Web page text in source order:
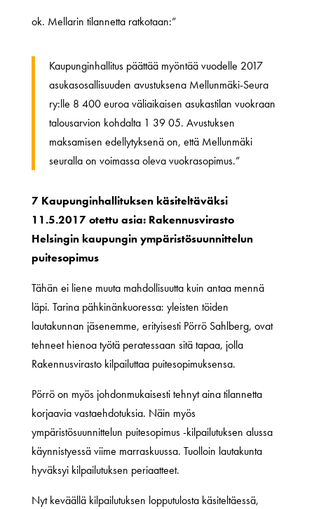
ok. Mellarin tilannetta ratkotaan:”
Kaupunginhallitus päättää myöntää vuodelle 2017
asukasosallisuuden avustuksena Mellunmäki-Seura
ry:lle 8 400 euroa väliaikaisen asukastilan vuokraan
talousarvion kohdalta 1 39 05. Avustuksen
maksamisen edellytyksenä on, että Mellunmäki
seuralla on voimassa oleva vuokrasopimus.”
7 Kaupunginhallituksen käsiteltäväksi
11.5.2017 otettu asia: Rakennusvirasto
Helsingin kaupungin ympäristösuunnittelun
puitesopimus
Tähän ei liene muuta mahdollisuutta kuin antaa mennä
läpi. Tarina pähkinänkuoressa: yleisten töiden
lautakunnan jäsenemme, erityisesti Pörrö Sahlberg, ovat
tehneet hienoa työtä peratessaan sitä tapaa, jolla
Rakennusvirasto kilpailuttaa puitesopimuksensa.
Pörrö on myös johdonmukaisesti tehnyt aina tilannetta
korjaavia vastaehdotuksia. Näin myös
ympäristösuunnittelun puitesopimus -kilpailutuksen alussa
käynnistyessä viime marraskuussa. Tuolloin lautakunta
hyväksyi kilpailutuksen periaatteet.
Nyt keväällä kilpailutuksen lopputulosta käsiteltäessä,